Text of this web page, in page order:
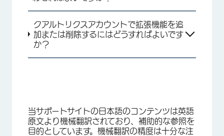
クアルトリクスアカウントで拡張機能を追
加または削除するにはどうすればよいです
か？
当サポートサイトの日本語のコンテンツは英語
原文より機械翻訳されており、補助的な参照を
目的としています。機械翻訳の精度は十分な注